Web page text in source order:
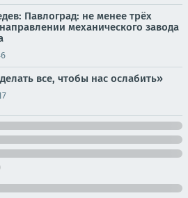
Павлоград: не менее трёх
механического завода
все, чтобы нас ослабить»